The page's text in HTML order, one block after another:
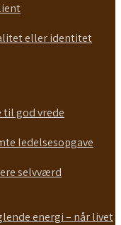
eller identitet
til god vrede
ledelsesopgave
selvværd
energi – når livet